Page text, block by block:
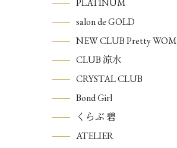
PLATINUM
salon de GOLD
NEW CLUB Pretty
CLUB 涼水
CRYSTAL CLUB
Bond Girl
くらぶ 碧
ATELIER